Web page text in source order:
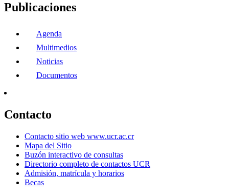
Publicaciones
Agenda
Multimedios
Noticias
Documentos
Contacto
Contacto sitio web www.ucr.ac.cr
Mapa del Sitio
Buzón interactivo de consultas
Directorio completo de contactos UCR
Admisión, matrícula y horarios
Becas